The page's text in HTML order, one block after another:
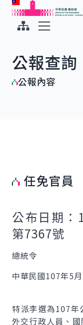
跳到主要內容
中華民國總統府
公報查詢
公報內容
任免官員
公布日期：
第7367號
總統令
中華民國107年5
特派李選為107年
外交行政人員、